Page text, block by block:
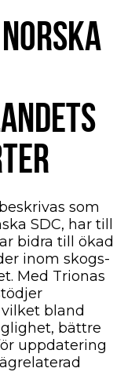
som
SDC, har till
bidra till ökad
inom skogs-
Med Trionas
bland
bättre
uppdatering